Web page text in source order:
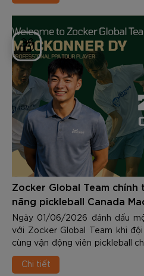
🎁
Zocker Global Team
năng pickleball Canada
Ngày 01/06/2026 đánh dấu
với Zocker Global Team khi
cùng vận động viên pickleball
- một trong những tài năng
pickleball quốc tế hiện nay.
Chi tiết